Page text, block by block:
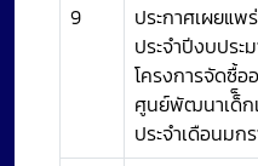
9
ประกาศเผยแพ
ประจำปีงบปร
โครงการจัดซื้อ
ศูนย์พัฒนาเด็็กเ
ประจำเดือนมก